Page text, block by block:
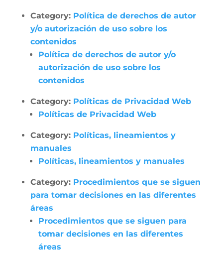
Category: Política de derechos de autor
y/o autorización de uso sobre los
contenidos
Política de derechos de autor y/o
autorización de uso sobre los
contenidos
Category: Políticas de Privacidad Web
Políticas de Privacidad Web
Category: Políticas, lineamientos y
manuales
Políticas, lineamientos y manuales
Category: Procedimientos que se siguen
para tomar decisiones en las diferentes
áreas
Procedimientos que se siguen para
tomar decisiones en las diferentes
áreas